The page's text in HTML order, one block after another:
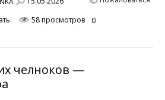
58 просмотров 0
челноков —